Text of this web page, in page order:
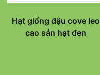
Hạt giống đậu cove leo
cao sản hạt đen